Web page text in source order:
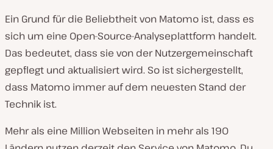
Ein Grund für die Beliebtheit von Matomo ist, dass es
sich um eine Open-Source-Analyseplattform handelt.
Das bedeutet, dass sie von der Nutzergemeinschaft
gepflegt und aktualisiert wird. So ist sichergestellt,
dass Matomo immer auf dem neuesten Stand der
Technik ist.
Mehr als eine Million Webseiten in mehr als 190